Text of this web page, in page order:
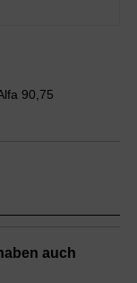
90,75
auch